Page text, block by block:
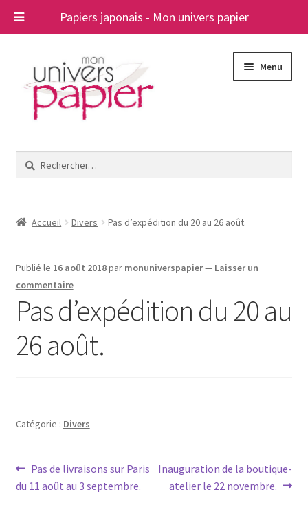
Papiers japonais - Mon univers papier
navigation
contenu
Menu
le
A propos
Rechercher :
Accueil Divers Pas d’expédition du 20 au 26 août.
Publié le 16 août 2018par monuniverspapier— Laisser un
commentaire
Pas d’expédition du 20 au
26 août.
Catégorie : Divers
Navigation
de
Article
précédent :
Pas de livraisons sur Paris
du 11 août au 3 septembre.
Article
suivant :
Inauguration de la boutique-
atelier le 22 novembre.